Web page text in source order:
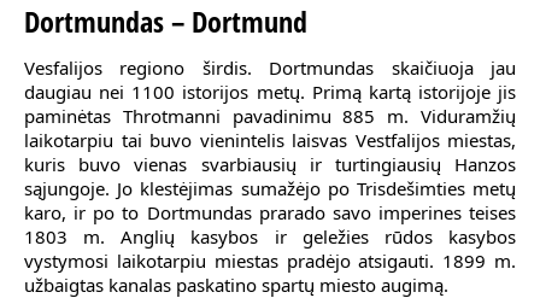
Dortmundas – Dortmund
Vesfalijos regiono širdis. Dortmundas skaičiuoja jau
daugiau nei 1100 istorijos metų. Primą kartą istorijoje jis
paminėtas Throtmanni pavadinimu 885 m. Viduramžių
laikotarpiu tai buvo vienintelis laisvas Vestfalijos miestas,
kuris buvo vienas svarbiausių ir turtingiausių Hanzos
sąjungoje. Jo klestėjimas sumažėjo po Trisdešimties metų
karo, ir po to Dortmundas prarado savo imperines teises
1803 m. Anglių kasybos ir geležies rūdos kasybos
vystymosi laikotarpiu miestas pradėjo atsigauti. 1899 m.
užbaigtas kanalas paskatino spartų miesto augimą.